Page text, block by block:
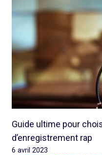
Guide ultime pour
d’enregistrement rap
6 avril 2023